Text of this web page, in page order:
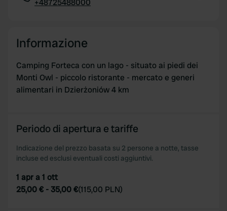
+48725488000
Informazione
Camping Forteca con un lago - situato ai piedi dei
Monti Owl - piccolo ristorante - mercato e generi
alimentari in Dzierżoniów 4 km
Periodo di apertura e tariffe
Indicazione del prezzo basata su 2 persone a notte, tasse
incluse ed esclusi eventuali costi aggiuntivi.
1 apr a 1 ott
25,00 € - 35,00 €(115,00 PLN)